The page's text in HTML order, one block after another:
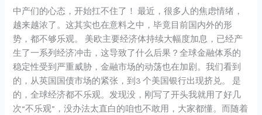
中产们的心态，开始扛不住了！ 最近，很多人的焦虑情绪，
越来越浓了。这其实也在意料之中，毕竟目前国内外的形
势，都不够乐观。 美欧主要经济体持续大幅度加息，已经产
生了一系列经济冲击，这导致了什么后果？全球金融体系的
稳定性受到严重威胁，金融市场的动荡也在加剧。我们看到
的，从英国国债市场的紧张，到3 个美国银行出现挤兑。 是
的，全球经济都不乐观。发现没，刚写了开头我就用了好几
次“不乐观”，没办法太直白的咱也不敢用，大家都懂。而随着
心
态，
开
始
扛
不
住
了！